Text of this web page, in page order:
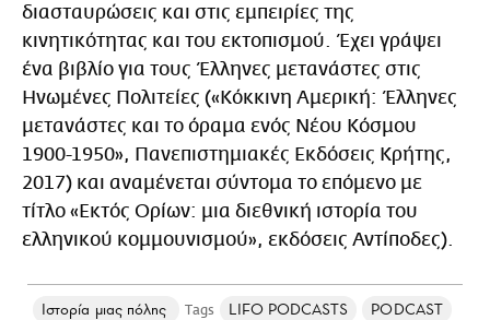
διασταυρώσεις και στις εμπειρίες της
κινητικότητας και του εκτοπισμού. Έχει γράψει
ένα βιβλίο για τους Έλληνες μετανάστες στις
Ηνωμένες Πολιτείες («Κόκκινη Αμερική: Έλληνες
μετανάστες και το όραμα ενός Νέου Κόσμου
1900-1950», Πανεπιστημιακές Εκδόσεις Κρήτης,
2017) και αναμένεται σύντομα το επόμενο με
τίτλο «Εκτός Ορίων: μια διεθνική ιστορία του
ελληνικού κομμουνισμού», εκδόσεις Αντίποδες).
Ιστορία μιας πόλης LIFO PODCASTS
PODCAST